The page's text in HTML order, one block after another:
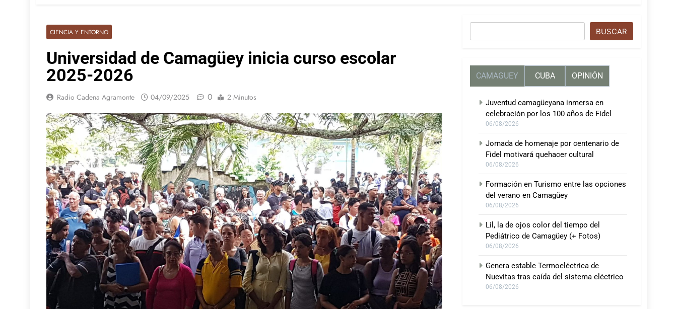
CIENCIA Y ENTORNO
Universidad de Camagüey inicia curso escolar
2025-2026
Radio Cadena Agramonte 04/09/2025 0 2 Minutos
BUSCAR
CAMAGUEY CUBA OPINIÓN
Juventud camagüeyana inmersa en
celebración por los 100 años de Fidel
06/08/2026
Jornada de homenaje por centenario de
Fidel motivará quehacer cultural
06/08/2026
Formación en Turismo entre las opciones
del verano en Camagüey
06/08/2026
Lil, la de ojos color del tiempo del
Pediátrico de Camagüey (+ Fotos)
06/08/2026
Genera estable Termoeléctrica de
Nuevitas tras caída del sistema eléctrico
06/08/2026